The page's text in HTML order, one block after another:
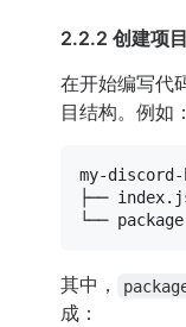
2.2.2 创建项
在开始编写代
目结构。例如：
my-
├── index.
└──
其中，
成：